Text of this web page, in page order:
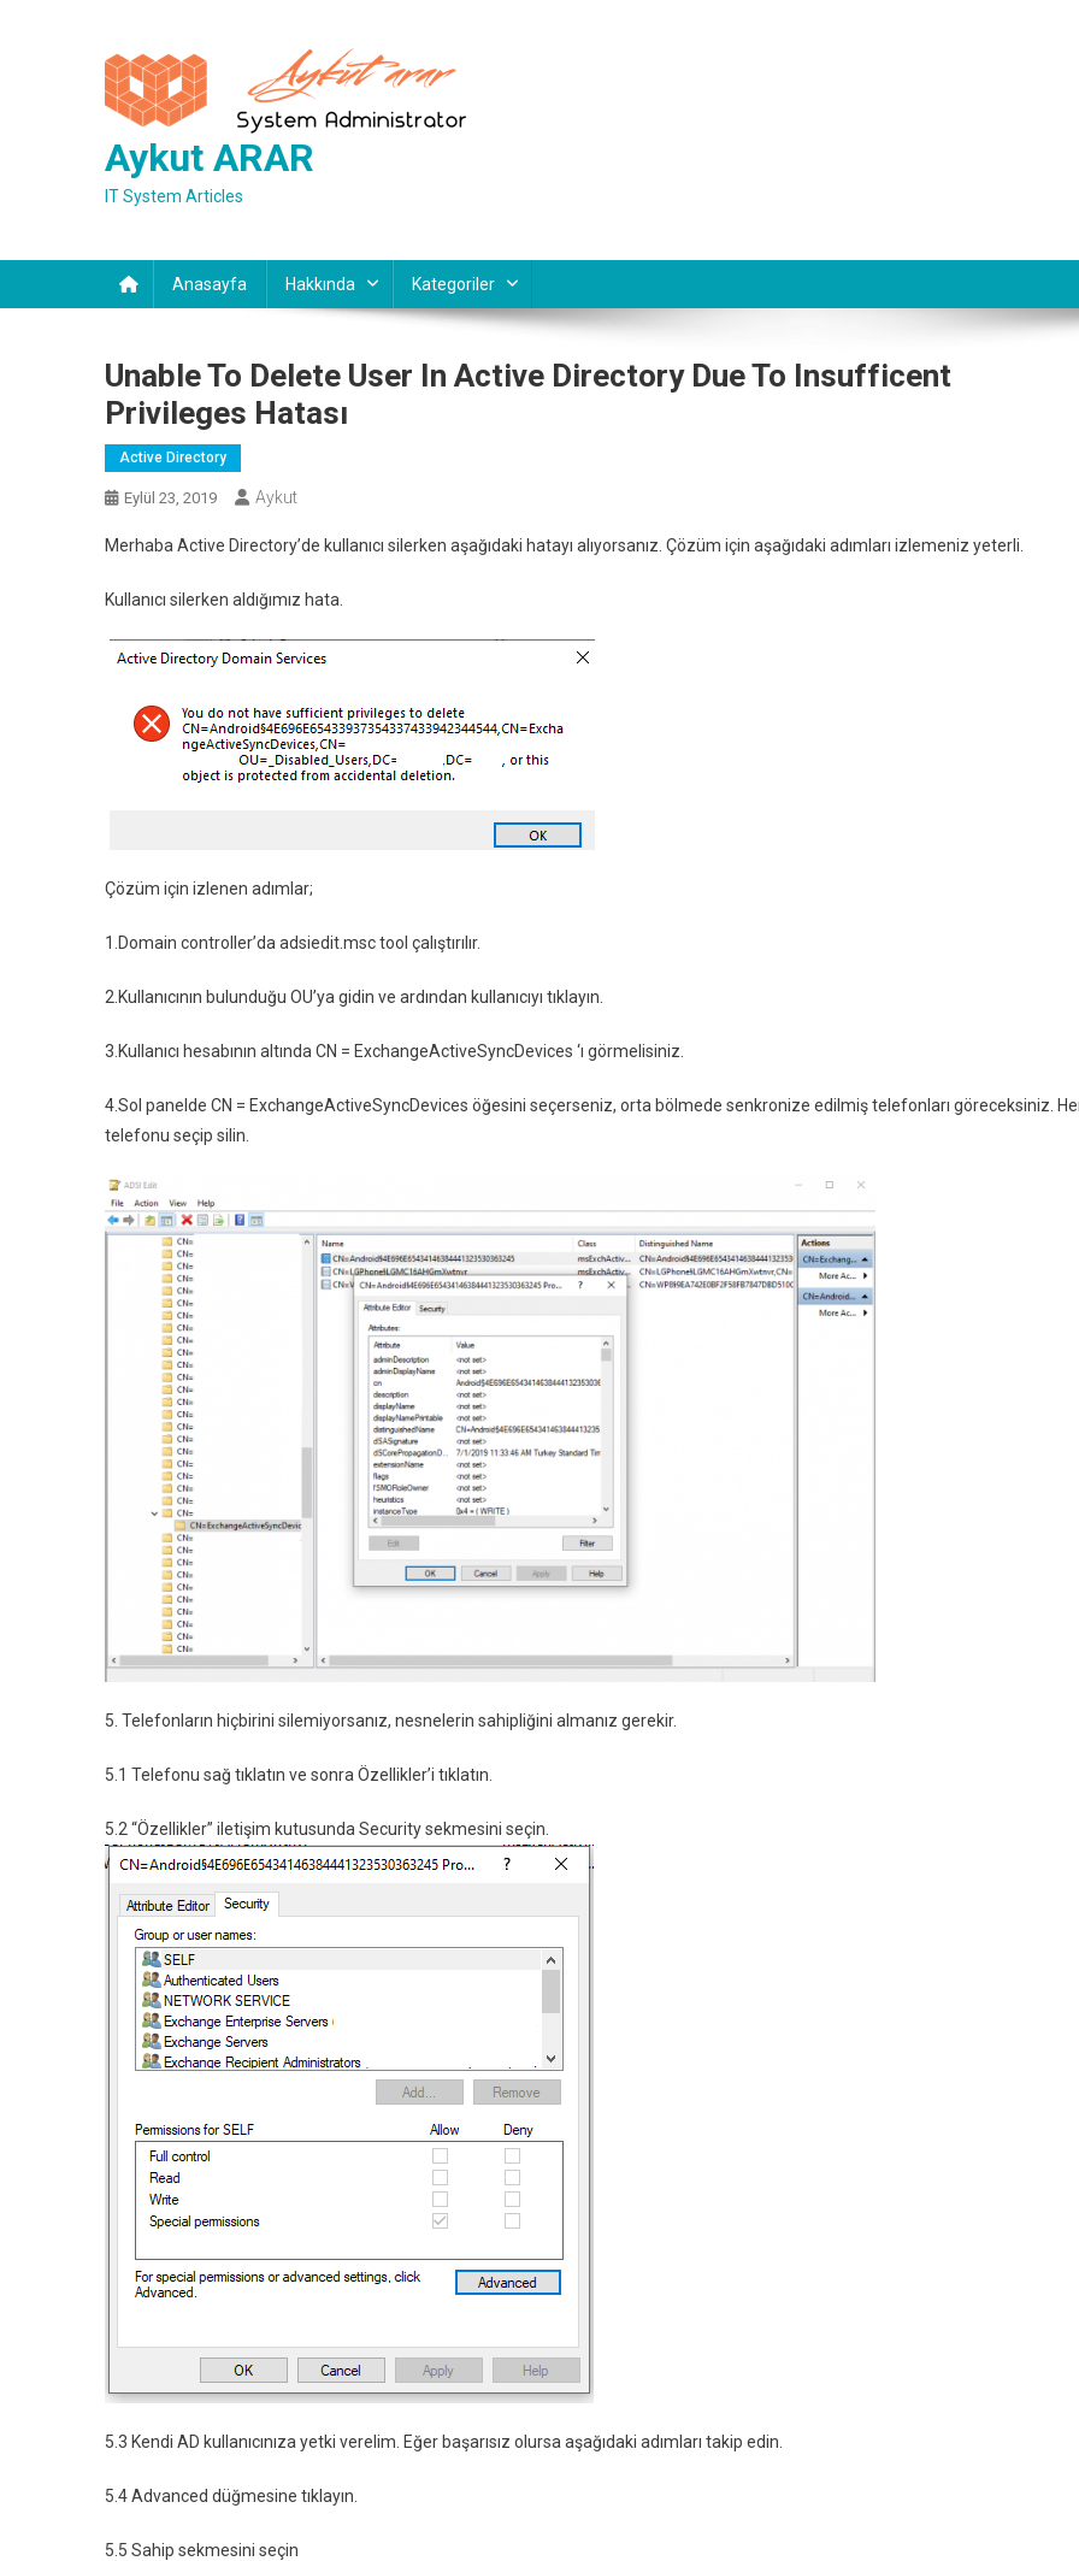
Aykut ARAR
IT System Articles
Anasayfa Hakkında Kategoriler
Unable To Delete User In Active Directory Due To Insufficent
Privileges Hatası
Active Directory
Eylül 23, 2019 Aykut
Merhaba Active Directory’de kullanıcı silerken aşağıdaki hatayı alıyorsanız. Çözüm için aşağıdaki adımları izlemeniz yeterli.
Kullanıcı silerken aldığımız hata.
Çözüm için izlenen adımlar;
1.Domain controller’da adsiedit.msc tool çalıştırılır.
2.Kullanıcının bulunduğu OU’ya gidin ve ardından kullanıcıyı tıklayın.
3. Kullanıcı hesabının altında CN = ExchangeActiveSyncDevices ‘ı görmelisiniz.
4.Sol panelde CN = ExchangeActiveSyncDevices öğesini seçerseniz, orta bölmede senkronize edilmiş telefonları göreceksiniz.
telefonu seçip silin.
5. Telefonların hiçbirini silemiyorsanız, nesnelerin sahipliğini almanız gerekir.
5.1 Telefonu sağ tıklatın ve sonra Özellikler’i tıklatın.
5.2 “Özellikler” iletişim kutusunda Security sekmesini seçin.
5.3 Kendi AD kullanıcınıza yetki verelim. Eğer başarısız olursa aşağıdaki adımları takip edin.
5.4 Advanced düğmesine tıklayın.
5.5 Sahip sekmesini seçin